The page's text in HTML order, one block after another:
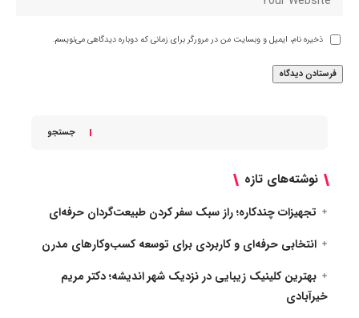
ذخیره نام، ایمیل و وبسایت من در مرورگر برای زمانی که دوباره دیدگاهی می‌نویسم.
جستجو
نوشته‌های تازه
تجهیزات چندکاره؛ راز سبک سفر کردن طبیعت‌گردان حرفه‌ای
انتخابی حرفه‌ای و کاربردی برای توسعه کسب‌وکارهای مدرن
بهترین کلینیک زیبایی در نزدیک شهر اندیشه؛ دکتر مریم
خیرآبادی